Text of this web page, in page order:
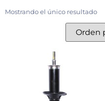
Mostrando el único resultado